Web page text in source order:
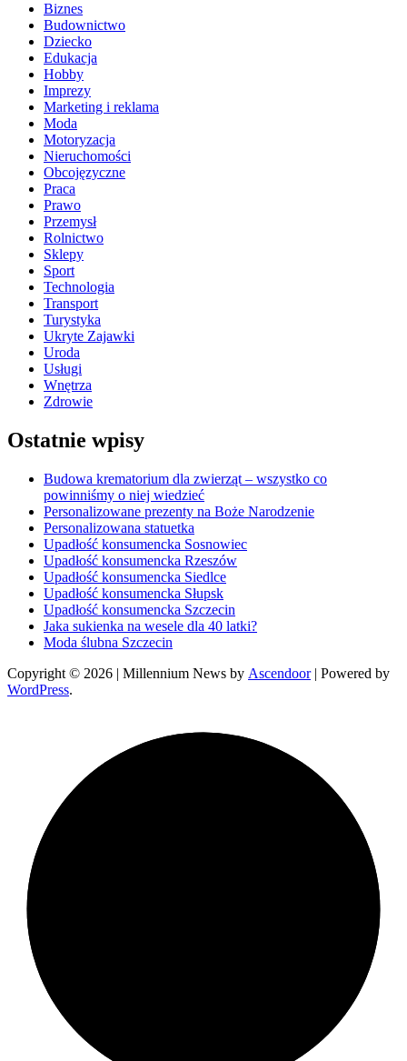
Biznes
Budownictwo
Dziecko
Edukacja
Hobby
Imprezy
Marketing i reklama
Moda
Motoryzacja
Nieruchomości
Obcojęzyczne
Praca
Prawo
Przemysł
Rolnictwo
Sklepy
Sport
Technologia
Transport
Turystyka
Ukryte Zajawki
Uroda
Usługi
Wnętrza
Zdrowie
Ostatnie wpisy
Budowa krematorium dla zwierząt – wszystko co
powinniśmy o niej wiedzieć
Personalizowane prezenty na Boże Narodzenie
Personalizowana statuetka
Upadłość konsumencka Sosnowiec
Upadłość konsumencka Rzeszów
Upadłość konsumencka Siedlce
Upadłość konsumencka Słupsk
Upadłość konsumencka Szczecin
Jaka sukienka na wesele dla 40 latki?
Moda ślubna Szczecin
Copyright © 2026 | Millennium News by Ascendoor| Powered by
WordPress.